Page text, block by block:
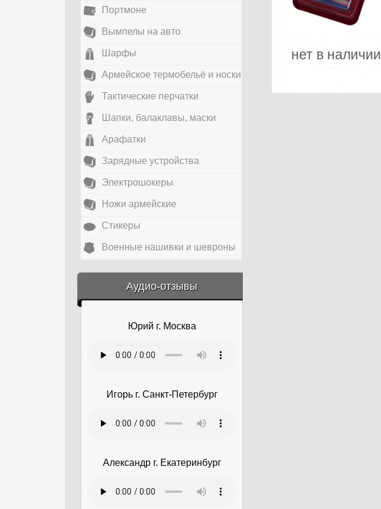
нет в наличии
Портмоне
Вымпелы на авто
Шарфы
Армейское термобельё и носки
Тактические перчатки
Шапки, балаклавы, маски
Арафатки
Зарядные устройства
Электрошокеры
Ножи армейские
Стикеры
Военные нашивки и шевроны
Аудио-отзывы
&amp;nbsp;
Юрий г. Москва
Игорь г. Санкт-Петербург
Александр г. Екатеринбург